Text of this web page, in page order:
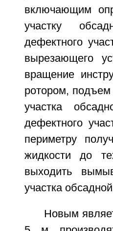
включающим
участку
дефектного
вырезающего
вращение
ротором, подъем
участка
дефектного
периметру
жидкости до
выходить
участка
Новым